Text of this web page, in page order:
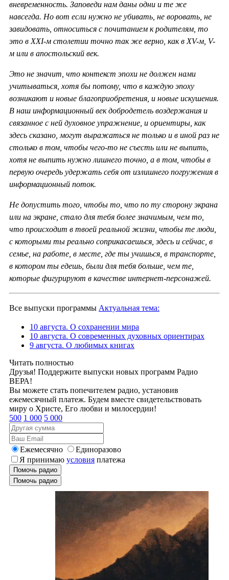
вневременность. Заповеди нам даны одни и те же
навсегда. Но вот если нужно не убивать, не воровать, не
завидовать, относиться с почитанием к родителям, то
это в ХХI-м столетии точно так же верно, как в XV-м, V-
м или в апостольский век.
Это не значит, что контекст эпохи не должен нами
учитываться, хотя бы потому, что в каждую эпоху
возникают и новые благоприобретения, и новые искушения.
В наш информационный век добродетель воздержания и
связанное с ней духовное упражнение, и ориентиры, как
здесь сказано, могут выражаться не только и в иной раз не
столько в том, чтобы чего-то не съесть или не выпить,
хотя не выпить нужно лишнего точно, а в том, чтобы в
первую очередь удержать себя от излишнего погружения в
информационный поток.
Не допустить того, чтобы то, что по ту сторону экрана
или на экране, стало для тебя более значимым, чем то,
что происходит в твоей реальной жизни, чтобы те люди,
с которыми ты реально соприкасаешься, здесь и сейчас, в
семье, на работе, в месте, где ты учишься, в транспорте,
в котором ты едешь, были для тебя больше, чем те,
которые фигурируют в качестве интернет-персонажей.
Все выпуски программы Актуальная тема:
10 августа. О сохранении мира
10 августа. О современных духовных ориентирах
9 августа. О любимых книгах
Читать полностью
Друзья! Поддержите выпуски новых программ Радио
ВЕРА!
Вы можете стать попечителем радио, установив
ежемесячный платеж. Будем вместе свидетельствовать
миру о Христе, Его любви и милосердии!
500 1 000 5 000
Ежемесячно
Единоразово
Я принимаю условия платежа
Помочь радио
Помочь радио